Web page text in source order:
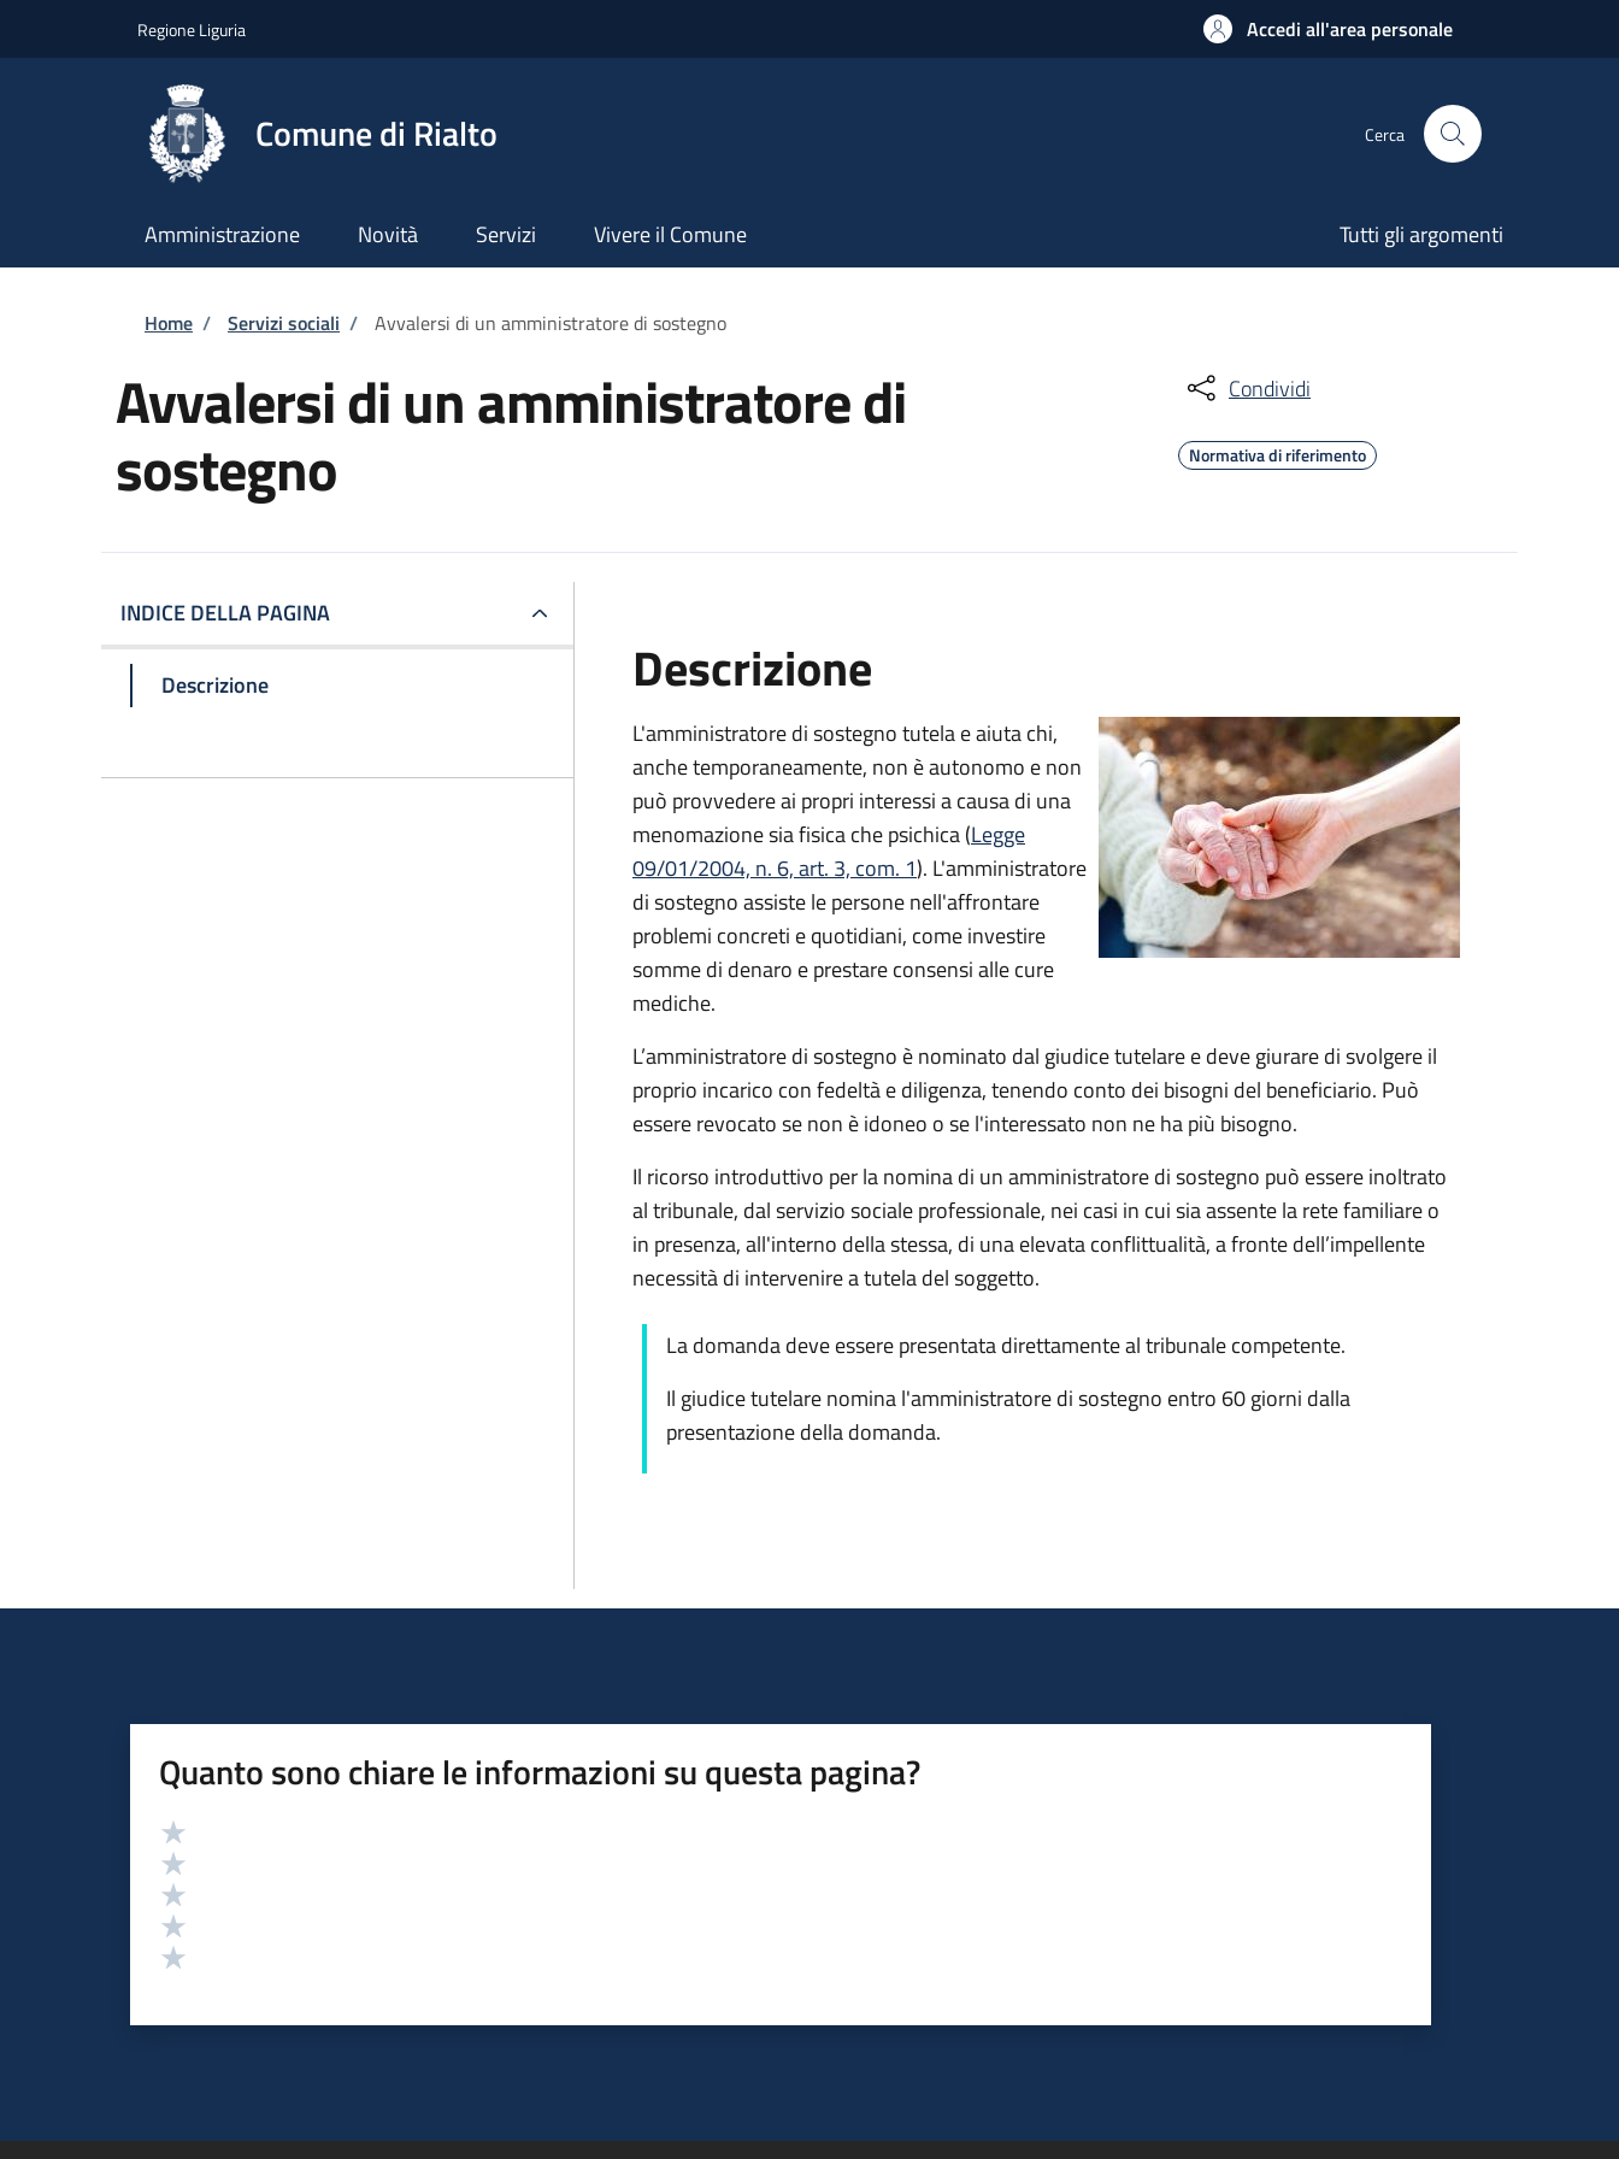
Regione Liguria Accedi all'area personale
Comune di Rialto Cerca
Amministrazione Novità Servizi Vivere il Comune Tutti gli argomenti
Briciole di pane
Home / Servizi sociali / Avvalersi di un amministratore di sostegno
Avvalersi di un amministratore di
sostegno
Condividi
Normativa di riferimento
INDICE DELLA PAGINA
Descrizione Descrizione
L'amministratore di sostegno tutela e aiuta chi,
anche temporaneamente, non è autonomo e non
può provvedere ai propri interessi a causa di una
menomazione sia fisica che psichica (Legge
09/01/2004, n. 6, art. 3, com. 1). L'amministratore
di sostegno assiste le persone nell'affrontare
problemi concreti e quotidiani, come investire
somme di denaro e prestare consensi alle cure
mediche.
L’amministratore di sostegno è nominato dal giudice tutelare e deve giurare di svolgere il
proprio incarico con fedeltà e diligenza, tenendo conto dei bisogni del beneficiario. Può
essere revocato se non è idoneo o se l'interessato non ne ha più bisogno.
Il ricorso introduttivo per la nomina di un amministratore di sostegno può essere inoltrato
al tribunale, dal servizio sociale professionale, nei casi in cui sia assente la rete familiare o
in presenza, all'interno della stessa, di una elevata conflittualità, a fronte dell’impellente
necessità di intervenire a tutela del soggetto.
La domanda deve essere presentata direttamente al tribunale competente.
Il giudice tutelare nomina l'amministratore di sostegno entro 60 giorni dalla
presentazione della domanda.
Quanto sono chiare le informazioni su questa pagina?
Valutazione